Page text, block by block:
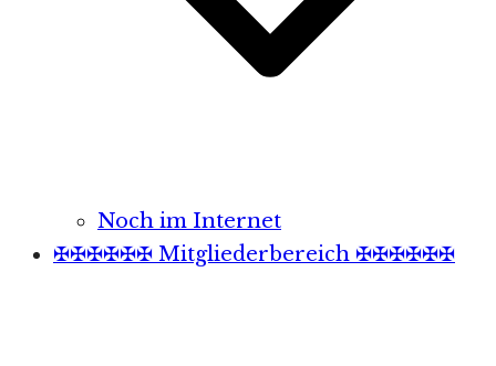
Noch im Internet
✠✠✠✠✠✠ Mitgliederbereich ✠✠✠✠✠✠